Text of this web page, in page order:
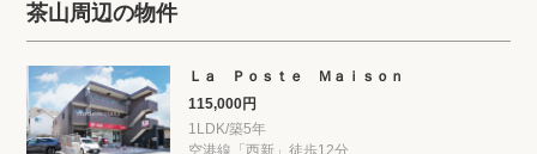
茶山周辺の物件
Ｌａ Ｐｏｓｔｅ Ｍａｉｓｏｎ
115,000円
1LDK/築5年